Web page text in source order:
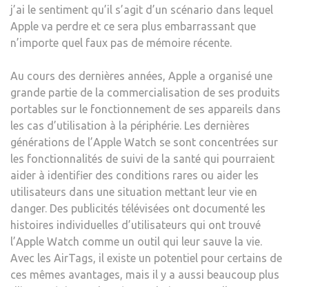
j’ai le sentiment qu’il s’agit d’un scénario dans lequel
Apple va perdre et ce sera plus embarrassant que
n’importe quel faux pas de mémoire récente.
Au cours des dernières années, Apple a organisé une
grande partie de la commercialisation de ses produits
portables sur le fonctionnement de ses appareils dans
les cas d’utilisation à la périphérie. Les dernières
générations de l’Apple Watch se sont concentrées sur
les fonctionnalités de suivi de la santé qui pourraient
aider à identifier des conditions rares ou aider les
utilisateurs dans une situation mettant leur vie en
danger. Des publicités télévisées ont documenté les
histoires individuelles d’utilisateurs qui ont trouvé
l’Apple Watch comme un outil qui leur sauve la vie.
Avec les AirTags, il existe un potentiel pour certains de
ces mêmes avantages, mais il y a aussi beaucoup plus